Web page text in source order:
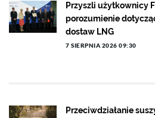
Przyszli użytkownicy
porozumienie
dostaw LNG
7 SIERPNIA 2026 09:30
Przeciwdziałanie